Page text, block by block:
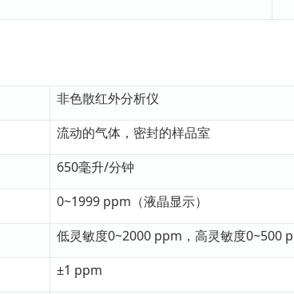
非色散红外分析仪
流动的气体，密封的样品室
650毫升/分钟
0~1999 ppm（液晶显示）
低灵敏度0~2000 ppm，高灵敏度0~500
±1 ppm